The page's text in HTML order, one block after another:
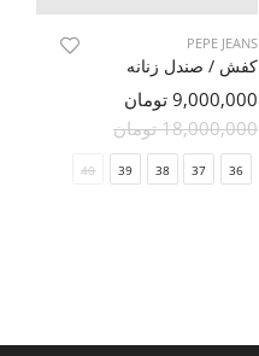
PEPE JEANS
کفش / صندل زنانه
9,000,000 تومان
18,000,000 تومان
36
37
38
39
40